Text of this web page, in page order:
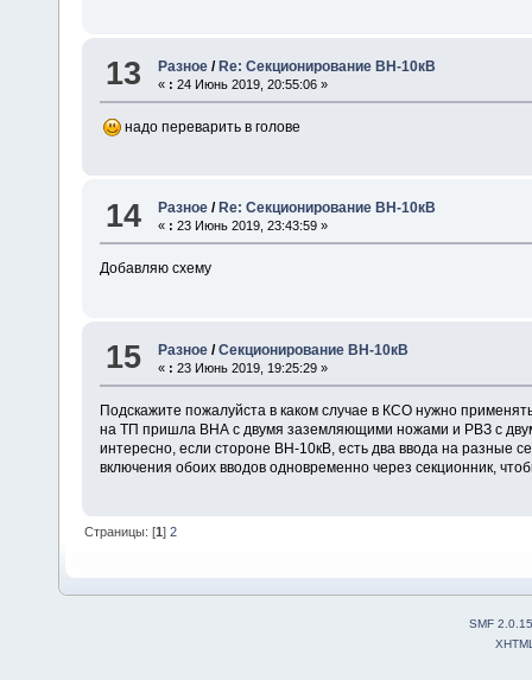
13 Разное /Re: Секционирование ВН-10кВ
« : 24 Июнь 2019, 20:55:06 »
надо переварить в голове
14 Разное / Re: Секционирование ВН-10кВ
« : 23 Июнь 2019, 23:43:59 »
Добавляю схему
15 Разное /Секционирование ВН-10кВ
« : 23 Июнь 2019, 19:25:29 »
Подскажите пожалуйста в каком случае в КСО нужно
на ТП пришла ВНА с двумя заземляющими ножами и РВЗ с
интересно, если стороне ВН-10кВ, есть два ввода на разные
включения обоих вводов одновременно через секционник,
Страницы: [1]2
SMF 2.0.15